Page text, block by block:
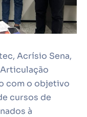
Acrísio Sena,
com o objetivo
cursos de
à